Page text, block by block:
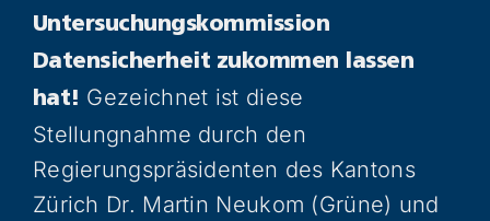
Untersuchungskommission
Datensicherheit zukommen lassen
hat! Gezeichnet ist diese
Stellungnahme durch den
Regierungspräsidenten des Kantons
Zürich Dr. Martin Neukom (Grüne) und